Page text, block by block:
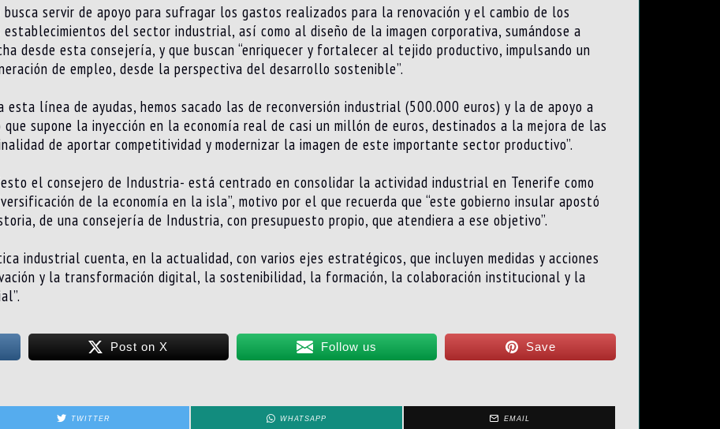
servir de apoyo para sufragar los gastos realizados para la renovación y el cambio de los
del sector industrial, así como al diseño de la imagen corporativa, sumándose a
desde esta consejería, y que buscan “enriquecer y fortalecer al tejido productivo, impulsando un
de empleo, desde la perspectiva del desarrollo sostenible”.
esta línea de ayudas, hemos sacado las de reconversión industrial (500.000 euros) y la de apoyo a
supone la inyección en la economía real de casi un millón de euros, destinados a la mejora de las
de aportar competitividad y modernizar la imagen de este importante sector productivo”.
el consejero de Industria- está centrado en consolidar la actividad industrial en Tenerife como
de la economía en la isla”, motivo por el que recuerda que “este gobierno insular apostó
de una consejería de Industria, con presupuesto propio, que atendiera a ese objetivo”.
industrial cuenta, en la actualidad, con varios ejes estratégicos, que incluyen medidas y acciones
y la transformación digital, la sostenibilidad, la formación, la colaboración institucional y la
Post on X Follow us Save
TWITTER WHATSAPP EMAIL